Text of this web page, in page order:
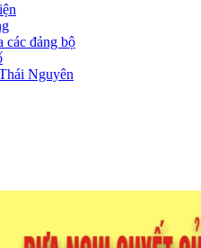
các đảng bộ
Nguyên